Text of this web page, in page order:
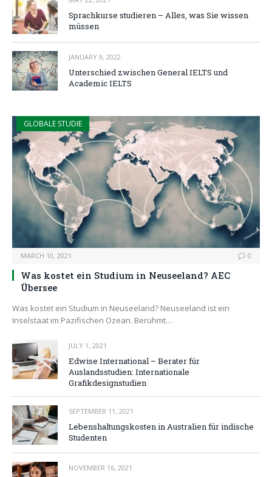
Sprachkurse studieren – Alles, was Sie wissen
müssen
JANUARY 9, 2022
Unterschied zwischen General IELTS und
Academic IELTS
GLOBALE STUDIE
MARCH 10, 2021 0
Was kostet ein Studium in Neuseeland? AEC
Übersee
Was kostet ein Studium in Neuseeland? Neuseeland ist ein
Inselstaat im Pazifischen Ozean. Berühmt…
JULY 1, 2021
Edwise International – Berater für
Auslandsstudien: Internationale
Grafikdesignstudien
SEPTEMBER 11, 2021
Lebenshaltungskosten in Australien für indische
Studenten
NOVEMBER 16, 2021